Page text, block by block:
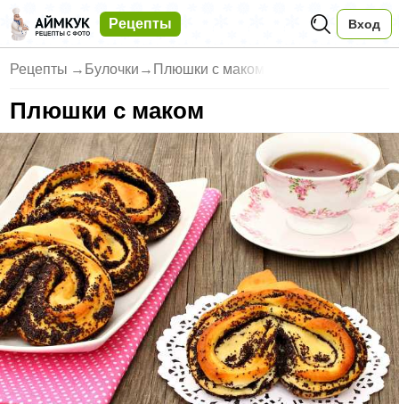
Рецепты Вход
Рецепты → Булочки → Плюшки с маком
Плюшки с маком